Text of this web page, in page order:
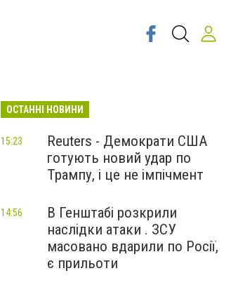
ОСТАННІ НОВИНИ
Reuters - Демократи США
готують новий удар по
Трампу, і це не імпічмент
15:23
В Генштабі розкрили
наслідки атаки . ЗСУ
масовано вдарили по Росії,
є прильоти
14:56